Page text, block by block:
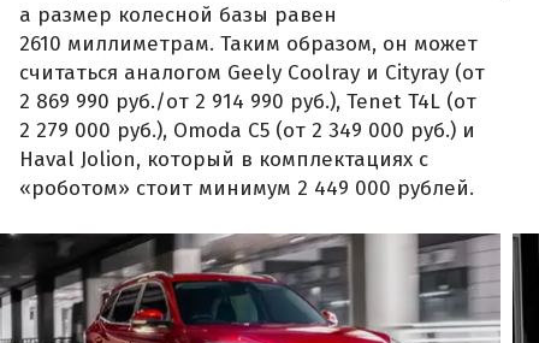
а размер колесной базы равен
2610 миллиметрам. Таким образом, он может
считаться аналогом Geely Coolray и Cityray (от
2 869 990 руб./от 2 914 990 руб.), Tenet T4L (от
2 279 000 руб.), Omoda C5 (от 2 349 000 руб.) и
Haval Jolion, который в комплектациях с
«роботом» стоит минимум 2 449 000 рублей.